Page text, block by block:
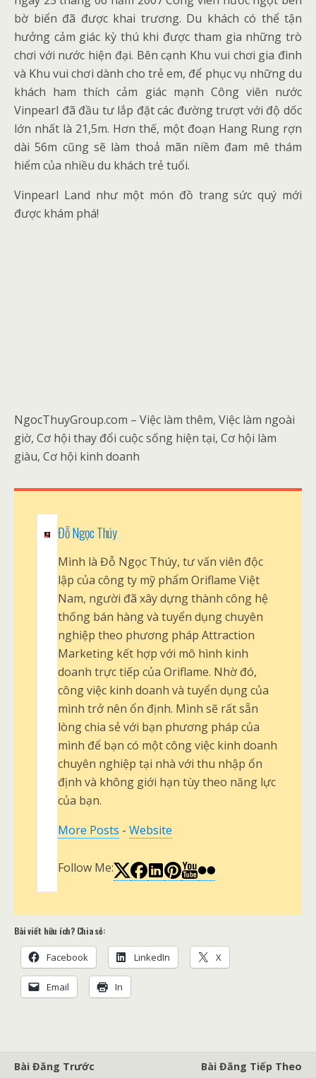
bờ biển đã được khai trương. Du khách có thể tận
hưởng cảm giác kỳ thú khi được tham gia những trò
chơi với nước hiện đại. Bên cạnh Khu vui chơi gia đình
và Khu vui chơi dành cho trẻ em, để phục vụ những du
khách ham thích cảm giác mạnh Công viên nước
Vinpearl đã đầu tư lắp đặt các đường trượt với độ dốc
lớn nhất là 21,5m. Hơn thế, một đoạn Hang Rung rợn
dài 56m cũng sẽ làm thoả mãn niềm đam mê thám
hiểm của nhiều du khách trẻ tuổi.
Vinpearl Land như một món đồ trang sức quý mới
được khám phá!
NgocThuyGroup.com – Việc làm thêm, Việc làm ngoài
giờ, Cơ hội thay đổi cuộc sống hiện tại, Cơ hội làm
giàu, Cơ hội kinh doanh
Đỗ Ngọc Thúy
Mình là Đỗ Ngọc Thúy, tư vấn viên độc
lập của công ty mỹ phẩm Oriflame Việt
Nam, người đã xây dựng thành công hệ
thống bán hàng và tuyển dụng chuyên
nghiệp theo phương pháp Attraction
Marketing kết hợp với mô hình kinh
doanh trực tiếp của Oriflame. Nhờ đó,
công việc kinh doanh và tuyển dụng của
mình trở nên ổn định. Mình sẽ rất sẵn
lòng chia sẻ với bạn phương pháp của
mình để bạn có một công việc kinh doanh
chuyên nghiệp tại nhà với thu nhập ổn
định và không giới hạn tùy theo năng lực
của bạn.
More Posts -Website
Follow Me:
Bài viết hữu ích? Chia sẻ:
Facebook LinkedIn X
Email In
Bài Đăng Trước
Bài Đăng Tiếp Theo